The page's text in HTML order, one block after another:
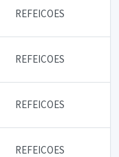
REFEICOES
REFEICOES
REFEICOES
REFEICOES